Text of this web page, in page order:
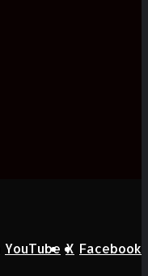
Facebook
X
YouTube